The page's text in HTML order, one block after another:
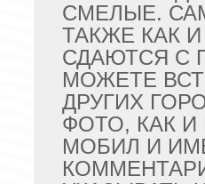
СМЕЛЫЕ.
ТАКЖЕ КАК
СДАЮТСЯ С
МОЖЕТЕ
ДРУГИХ
ФОТО, КАК И
МОБИЛ И